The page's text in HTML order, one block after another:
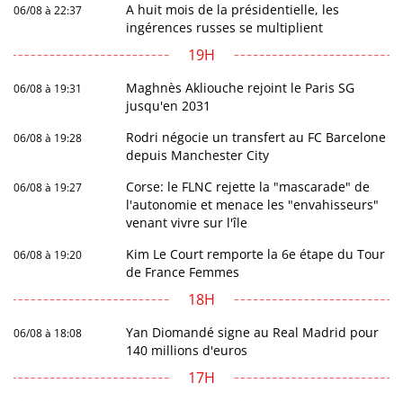
06/08 à 22:37
A huit mois de la présidentielle, les
ingérences russes se multiplient
19H
06/08 à 19:31
Maghnès Akliouche rejoint le Paris SG
jusqu'en 2031
06/08 à 19:28
Rodri négocie un transfert au FC Barcelone
depuis Manchester City
06/08 à 19:27
Corse: le FLNC rejette la "mascarade" de
l'autonomie et menace les "envahisseurs"
venant vivre sur l'île
06/08 à 19:20
Kim Le Court remporte la 6e étape du Tour
de France Femmes
18H
06/08 à 18:08
Yan Diomandé signe au Real Madrid pour
140 millions d'euros
17H